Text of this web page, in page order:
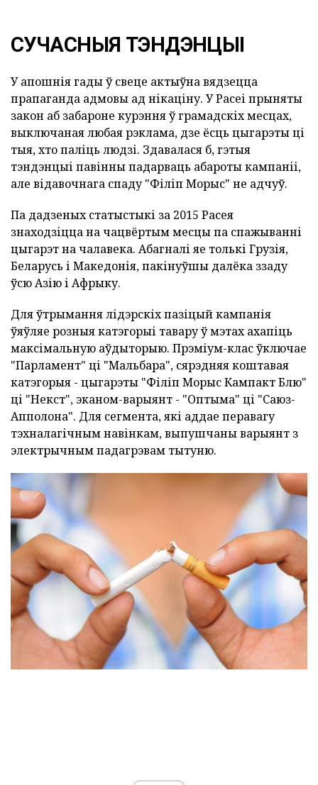
СУЧАСНЫЯ ТЭНДЭНЦЫІ
У апошнія гады ў свеце актыўна вядзецца
прапаганда адмовы ад нікаціну. У Расеі прыняты
закон аб забароне курэння ў грамадскіх месцах,
выключаная любая рэклама, дзе ёсць цыгарэты ці
тыя, хто паліць людзі. Здавалася б, гэтыя
тэндэнцыі павінны падарваць абароты кампаніі,
але відавочнага спаду "Філіп Морыс" не адчуў.
Па дадзеных статыстыкі за 2015 Расея
знаходзіцца на чацвёртым месцы па спажыванні
цыгарэт на чалавека. Абагналі яе толькі Грузія,
Беларусь і Македонія, пакінуўшы далёка ззаду
ўсю Азію і Афрыку.
Для ўтрымання лідэрскіх пазіцый кампанія
ўяўляе розныя катэгорыі тавару ў мэтах ахапіць
максімальную аўдыторыю. Прэміум-клас ўключае
"Парламент" ці "Мальбара", сярэдняя коштавая
катэгорыя - цыгарэты "Філіп Морыс Кампакт Блю"
ці "Некст", эканом-варыянт - "Оптыма" ці "Саюз-
Апполона". Для сегмента, які аддае перавагу
тэхналагічным навінкам, выпушчаны варыянт з
электрычным падагрэвам тытуню.